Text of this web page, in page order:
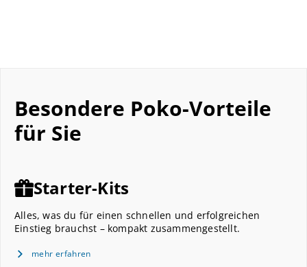
Besondere Poko-Vorteile
für Sie
Starter-Kits
Alles, was du für einen schnellen und erfolgreichen
Einstieg brauchst – kompakt zusammengestellt.
mehr erfahren